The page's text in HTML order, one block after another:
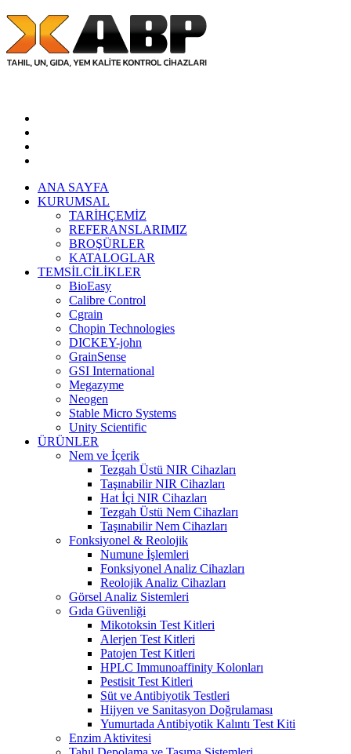
ANA SAYFA
KURUMSAL
TARİHÇEMİZ
REFERANSLARIMIZ
BROŞÜRLER
KATALOGLAR
TEMSİLCİLİKLER
BioEasy
Calibre Control
Cgrain
Chopin Technologies
DICKEY-john
GrainSense
GSI International
Megazyme
Neogen
Stable Micro Systems
Unity Scientific
ÜRÜNLER
Nem ve İçerik
Tezgah Üstü NIR Cihazları
Taşınabilir NIR Cihazları
Hat İçi NIR Cihazları
Tezgah Üstü Nem Cihazları
Taşınabilir Nem Cihazları
Fonksiyonel & Reolojik
Numune İşlemleri
Fonksiyonel Analiz Cihazları
Reolojik Analiz Cihazları
Görsel Analiz Sistemleri
Gıda Güvenliği
Mikotoksin Test Kitleri
Alerjen Test Kitleri
Patojen Test Kitleri
HPLC Immunoaffinity Kolonları
Pestisit Test Kitleri
Süt ve Antibiyotik Testleri
Hijyen ve Sanitasyon Doğrulaması
Yumurtada Antibiyotik Kalıntı Test Kiti
Enzim Aktivitesi